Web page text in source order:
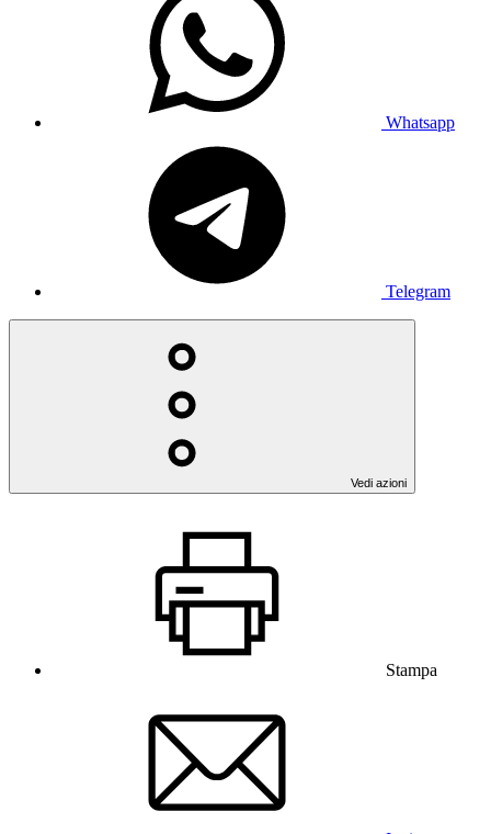
Whatsapp
Telegram
Vedi azioni
Stampa